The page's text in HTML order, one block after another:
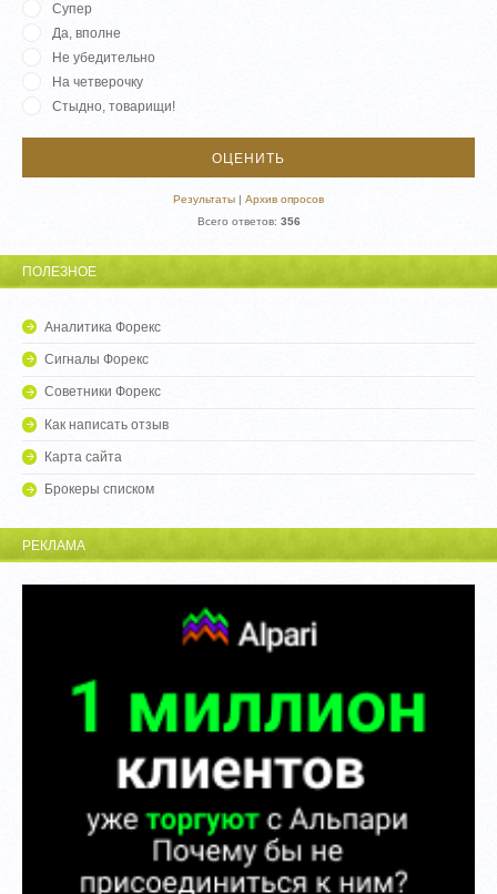
Супер
Да, вполне
Не убедительно
На четверочку
Стыдно, товарищи!
Результаты | Архив опросов
Всего ответов: 356
ПОЛЕЗНОЕ
Аналитика Форекс
Сигналы Форекс
Советники Форекс
Как написать отзыв
Карта сайта
Брокеры списком
РЕКЛАМА